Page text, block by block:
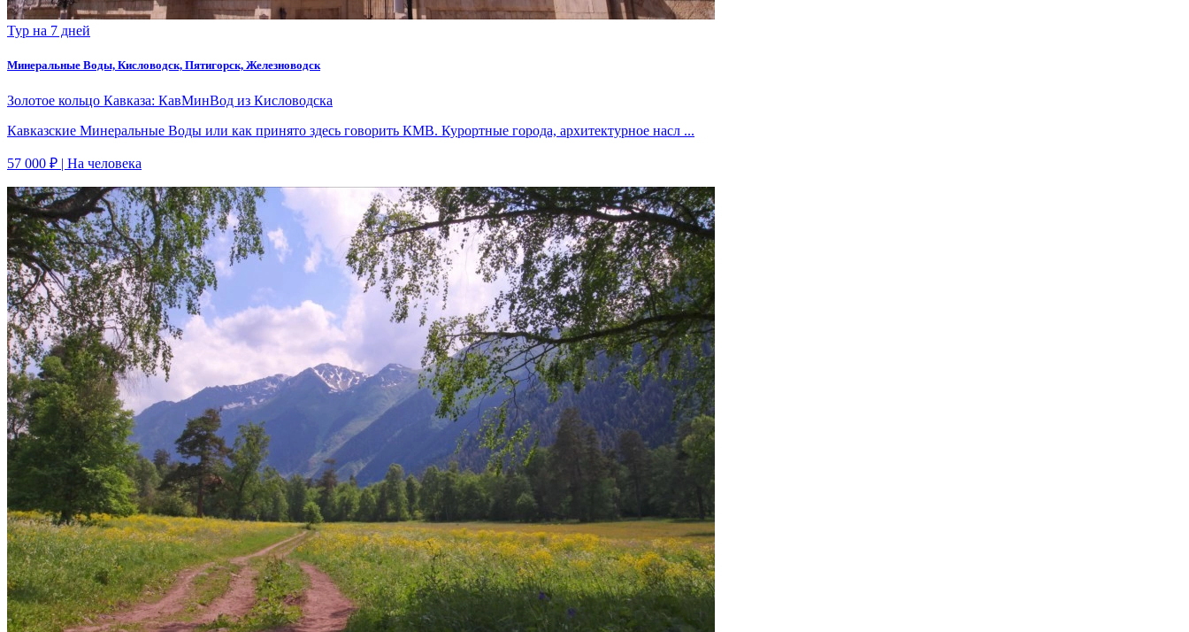
Тур на 7 дней
Минеральные Воды, Кисловодск, Пятигорск, Железноводск
Золотое кольцо Кавказа: КавМинВод из Кисловодска
Кавказские Минеральные Воды или как принято здесь говорить КМВ. Курортные города, архитектурное насл ...
57 000 ₽ | На человека